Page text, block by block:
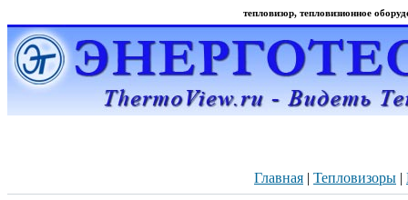
тепловизор, тепловизионное
Главная | Тепловизоры |